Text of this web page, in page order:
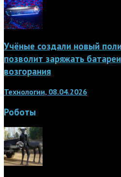
Учёные создали новый
позволит заряжать
возгорания
Технологии, 08.04.2026
Роботы